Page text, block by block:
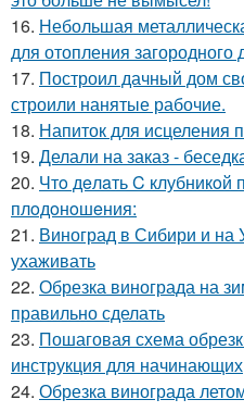
16. Небольшая
для отопления
17. Построил дачный дом
строили нанятые рабочие.
18. Напиток для исцеления
19. Делали на заказ -
20. Чтo дeлaть C клубникoй
плoдoнoшeния:
21. Виноград в Сибири и на
ухаживать
22. Обрезка винограда на
правильно сделать
23. Пошаговая схема
инструкция для начинающих
24. Обрезка винограда